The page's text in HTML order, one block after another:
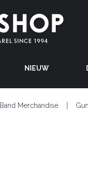
NIEUW
Band Merchandise